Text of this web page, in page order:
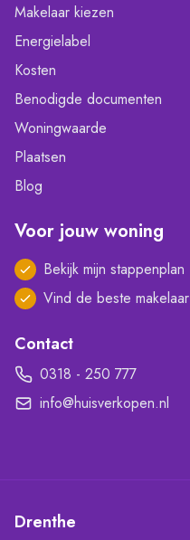
Makelaar kiezen
Energielabel
Kosten
Benodigde documenten
Woningwaarde
Plaatsen
Blog
Voor jouw woning
Bekijk mijn stappenplan
Vind de beste makelaar
Contact
0318 - 250 777
info@huisverkopen.nl
Drenthe